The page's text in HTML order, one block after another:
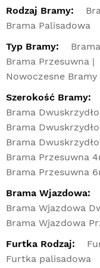
Rodzaj Bramy:
Brama Palisadowa
Typ Bramy:
Brama Przesuwna
Nowoczesne Bramy
Szerokość Bramy:
Brama
Brama
Brama
Brama Przesuwna
Brama Przesuwna
Brama Wjazdowa:
Brama Wjazdowa
Brama Wjazdowa
Furtka Rodzaj:
Furtka palisadowa